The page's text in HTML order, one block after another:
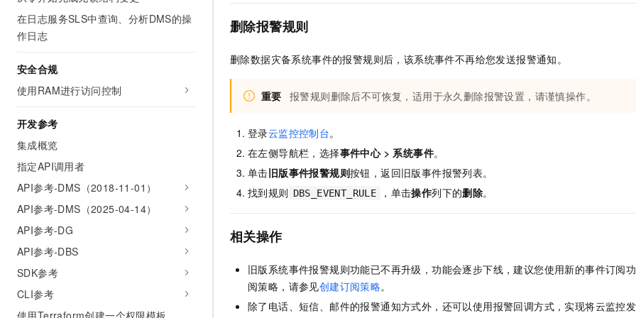
在日志服务SLS中查询、分析DMS的操
作日志
安全合规
使用RAM进行访问控制
开发参考
集成概览
指定API调用者
API参考-DMS（2018-11-01）
API参考-DMS（2025-04-14）
API参考-DG
API参考-DBS
SDK参考
CLI参考
使用Terraform创建一个权限模板
删除报警规则
删除数据灾备系统事件的报警规则后，该系统事件不再给您发送报警通知。
重要 报警规则删除后不可恢复，适用于永久删除报警设置，请谨慎操作。
登录云监控控制台。
在左侧导航栏，选择事件中心> 系统事件。
单击旧版事件报警规则按钮，返回旧版事件报警列表。
找到规则 DBS_EVENT_RULE ，单击操作列下的删除。
相关操作
旧版系统事件报警规则功能已不再升级，功能会逐步下线，建议您使用新的事件订阅
阅策略，请参见创建订阅策略。
除了 电话、短信、 邮件的报警通知方式外，还可以使用报警回调方式，实现将云监控